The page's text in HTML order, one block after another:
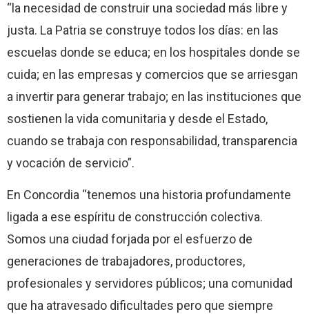
“la necesidad de construir una sociedad más libre y
justa. La Patria se construye todos los días: en las
escuelas donde se educa; en los hospitales donde se
cuida; en las empresas y comercios que se arriesgan
a invertir para generar trabajo; en las instituciones que
sostienen la vida comunitaria y desde el Estado,
cuando se trabaja con responsabilidad, transparencia
y vocación de servicio”.
En Concordia “tenemos una historia profundamente
ligada a ese espíritu de construcción colectiva.
Somos una ciudad forjada por el esfuerzo de
generaciones de trabajadores, productores,
profesionales y servidores públicos; una comunidad
que ha atravesado dificultades pero que siempre